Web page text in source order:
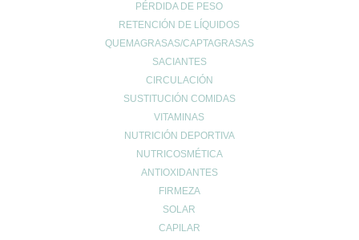
PÉRDIDA DE PESO
RETENCIÓN DE LÍQUIDOS
QUEMAGRASAS/CAPTAGRASAS
SACIANTES
CIRCULACIÓN
SUSTITUCIÓN COMIDAS
VITAMINAS
NUTRICIÓN DEPORTIVA
NUTRICOSMÉTICA
ANTIOXIDANTES
FIRMEZA
SOLAR
CAPILAR